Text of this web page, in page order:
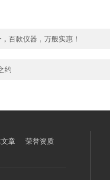
百款仪器，万般实惠！
约
章 荣誉资质